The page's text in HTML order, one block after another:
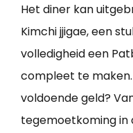
Het diner kan
Kimchi jjigae, een
volledigheid een
compleet te
voldoende geld?
tegemoetkoming in